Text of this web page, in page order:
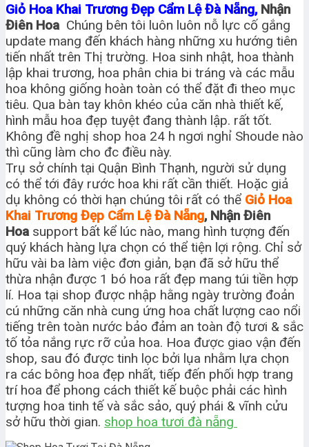
Giỏ Hoa Khai Trương Đẹp Cẩm Lệ Đà Nẵng, Nhận
Điên Hoa Chúng bên tôi luôn luôn nỗ lực cố gắng
update mang đến khách hàng những xu hướng tiên
tiến nhất trên Thị trường. Hoa sinh nhật, hoa thành
lập khai trương, hoa phân chia bi tráng và các mẫu
hoa không giống hoàn toàn có thể đặt đi theo mục
tiêu. Qua bàn tay khôn khéo của căn nhà thiết kế,
hình mẫu hoa đẹp tuyệt đang thành lập. rất tốt.
Không đề nghị shop hoa 24 h ngơi nghỉ Shoude nào
thì cũng làm cho đc điều này.
Trụ sở chính tại Quận Bình Thạnh, người sử dụng
có thể tới đây rước hoa khi rất cần thiết. Hoặc giả
dụ không có thời hạn chúng tôi rất có thể Giỏ Hoa
Khai Trương Đẹp Cẩm Lệ Đà Nẵng, Nhận Điên
Hoa support bất kể lúc nào, mang hình tượng đến
quý khách hàng lựa chọn có thể tiện lợi rộng. Chỉ sở
hữu vài ba làm việc đơn giản, bạn đã sở hữu thể
thừa nhận được 1 bó hoa rất đẹp mang túi tiền hợp
lí. Hoa tại shop được nhập hằng ngày trường đoản
cú những căn nhà cung ứng hoa chất lượng cao nổi
tiếng trên toàn nước bảo đảm an toàn độ tươi & sắc
tố tỏa nắng rực rỡ của hoa. Hoa được giao vận đến
shop, sau đó được tinh lọc bởi lụa nhằm lựa chọn
ra các bông hoa đẹp nhất, tiếp đến phối hợp trang
trí hoa để phong cách thiết kế buộc phải các hình
tượng hoa tinh tế và sắc sảo, quý phái & vĩnh cửu
sở hữu thời gian. shop hoa tươi đà nẵng